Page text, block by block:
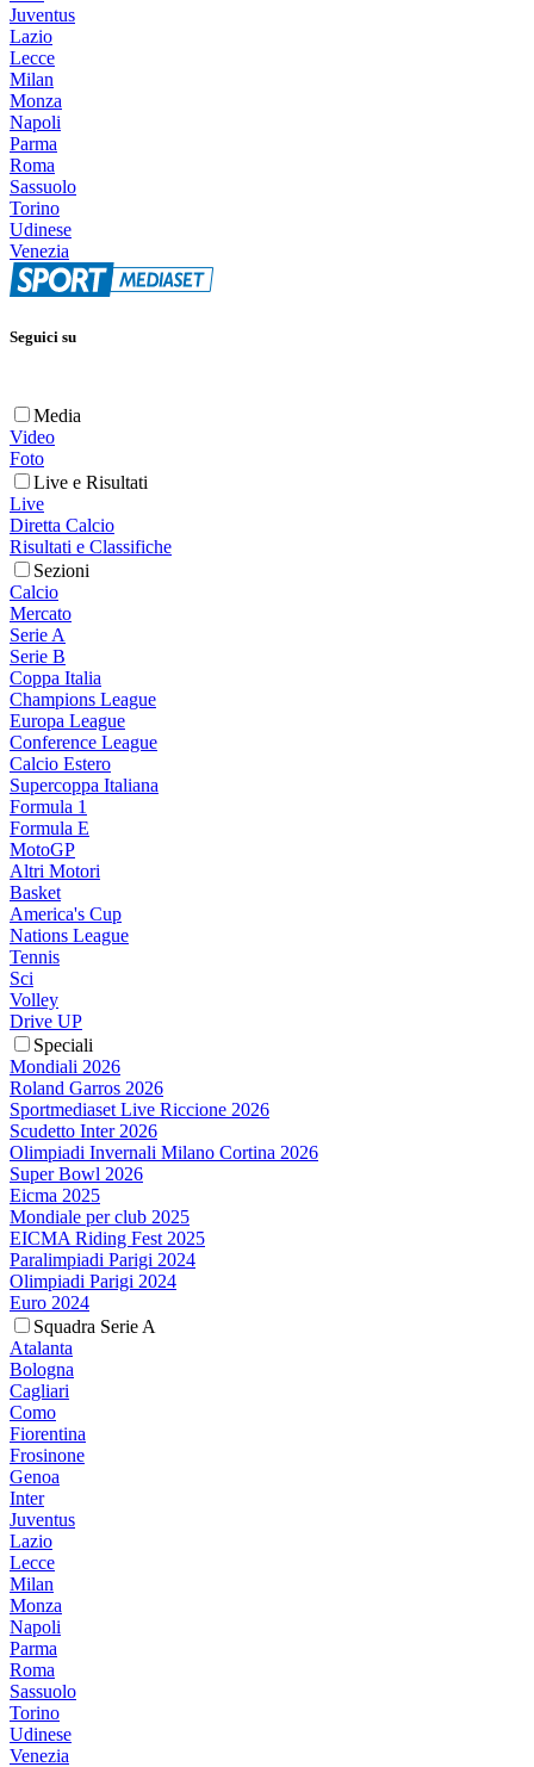
Juventus
Lazio
Lecce
Milan
Monza
Napoli
Parma
Roma
Sassuolo
Torino
Udinese
Venezia
Seguici su
Media
Video
Foto
Live e Risultati
Live
Diretta Calcio
Risultati e Classifiche
Sezioni
Calcio
Mercato
Serie A
Serie B
Coppa Italia
Champions League
Europa League
Conference League
Calcio Estero
Supercoppa Italiana
Formula 1
Formula E
MotoGP
Altri Motori
Basket
America's Cup
Nations League
Tennis
Sci
Volley
Drive UP
Speciali
Mondiali 2026
Roland Garros 2026
Sportmediaset Live Riccione 2026
Scudetto Inter 2026
Olimpiadi Invernali Milano Cortina 2026
Super Bowl 2026
Eicma 2025
Mondiale per club 2025
EICMA Riding Fest 2025
Paralimpiadi Parigi 2024
Olimpiadi Parigi 2024
Euro 2024
Squadra Serie A
Atalanta
Bologna
Cagliari
Como
Fiorentina
Frosinone
Genoa
Inter
Juventus
Lazio
Lecce
Milan
Monza
Napoli
Parma
Roma
Sassuolo
Torino
Udinese
Venezia